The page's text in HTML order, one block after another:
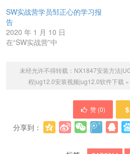
SW实战营学员邹正心的学习报
告
2020 年 1 月 10 日
在“SW实战营”中
未经允许不得转载： NX1847安装方法
程|ug12.0安装视频|ug12.0软件下载 »
赞 (0)
分享到：